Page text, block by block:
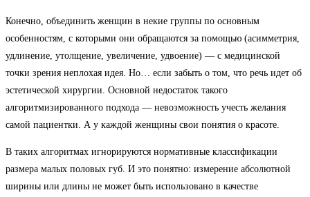
Конечно, объединить женщин в некие группы по основным
особенностям, с которыми они обращаются за помощью (асимметрия,
удлинение, утолщение, увеличение, удвоение) — с медицинской
точки зрения неплохая идея. Но… если забыть о том, что речь идет об
эстетической хирургии. Основной недостаток такого
алгоритмизированного подхода — невозможность учесть желания
самой пациентки. А у каждой женщины свои понятия о красоте.
В таких алгоритмах игнорируются нормативные классификации
размера малых половых губ. И это понятно: измерение абсолютной
ширины или длины не может быть использовано в качестве